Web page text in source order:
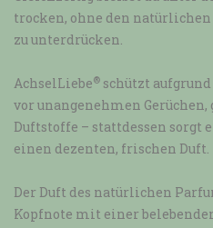
trocken, ohne den
zu unterdrücken.
AchselLiebe® schützt
vor unangenehmen
Duftstoffe – stattdessen
einen dezenten, frischen Duft.
Der Duft des natürlichen
Kopfnote mit einer